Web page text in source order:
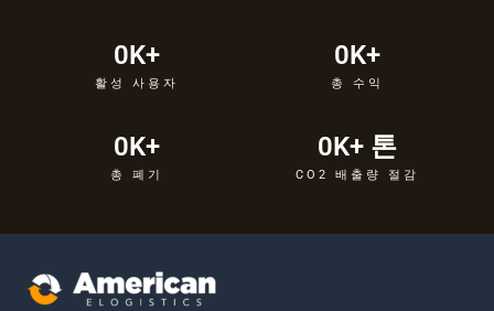
활성 사용자
0K+
총 수익
0K+
총 폐기
0K+
CO2 배출량 절감
0K+ 톤